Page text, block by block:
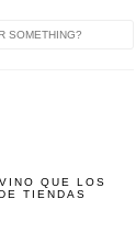
QUE LOS
TIENDAS